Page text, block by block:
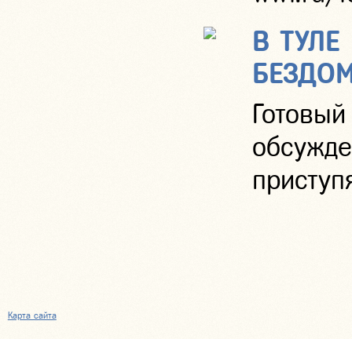
В
Карта сайта